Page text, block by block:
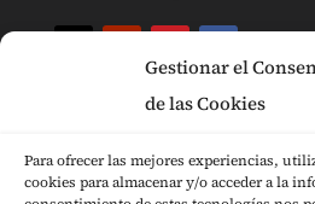
Gestionar el
de las Cookies
Para ofrecer las mejores experiencias,
cookies para almacenar y/o acceder a la
Páginas Legales